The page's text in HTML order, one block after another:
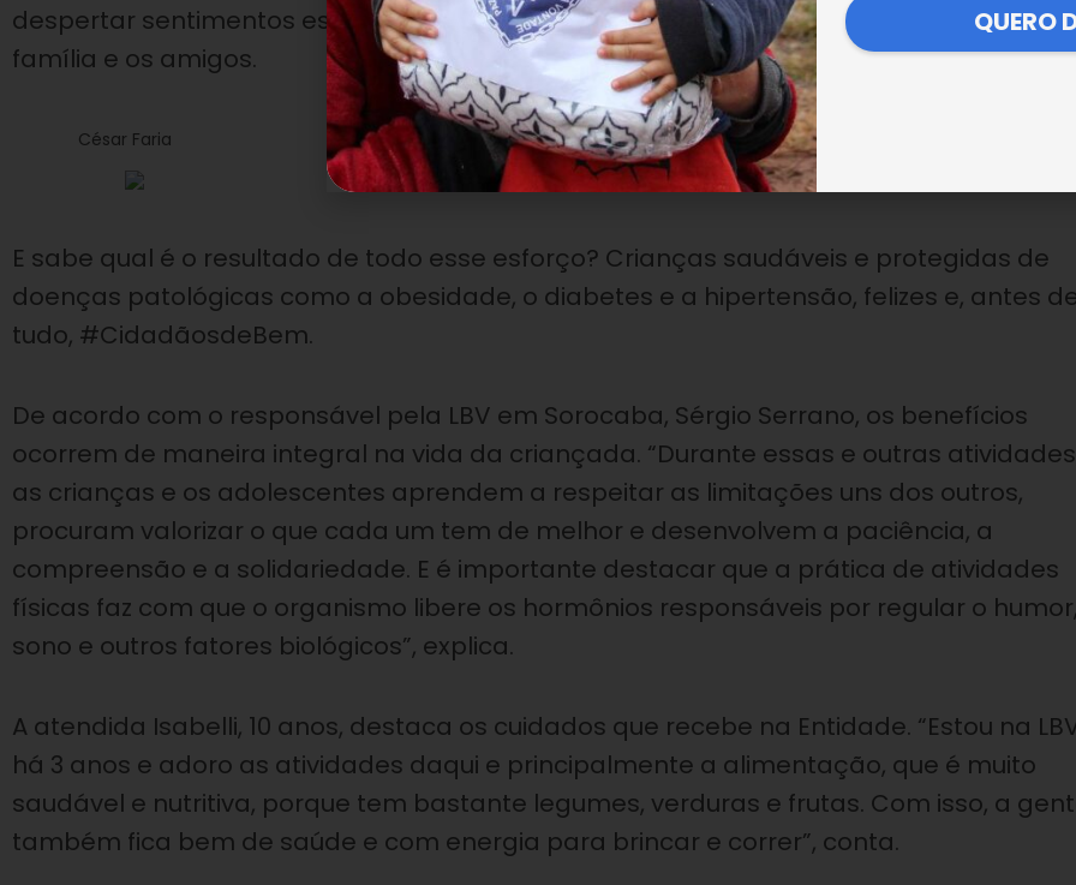
despertar sentimentos essenciais para que consigam conviver solidariamente com a
família e os amigos.
César Faria
E sabe qual é o resultado de todo esse esforço? Crianças saudáveis e protegidas de
doenças patológicas como a obesidade, o diabetes e a hipertensão, felizes e, antes
tudo, #CidadãosdeBem.
De acordo com o responsável pela LBV em Sorocaba, Sérgio Serrano, os benefícios
ocorrem de maneira integral na vida da criançada. “Durante essas e outras
as crianças e os adolescentes aprendem a respeitar as limitações uns dos outros,
procuram valorizar o que cada um tem de melhor e desenvolvem a paciência, a
compreensão e a solidariedade. E é importante destacar que a prática de atividades
físicas faz com que o organismo libere os hormônios responsáveis por regular o
sono e outros fatores biológicos”, explica.
A atendida Isabelli, 10 anos, destaca os cuidados que recebe na Entidade. “Estou na
há 3 anos e adoro as atividades daqui e principalmente a alimentação, que é muito
saudável e nutritiva, porque tem bastante legumes, verduras e frutas. Com isso, a
também fica bem de saúde e com energia para brincar e correr”, conta.
QUERO